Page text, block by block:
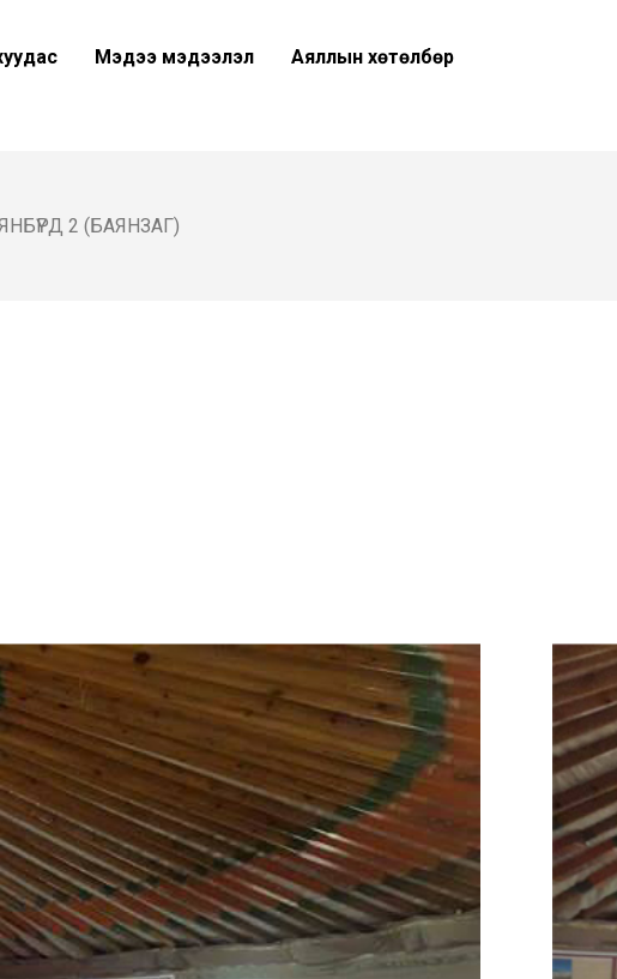
хуудас Мэдээ мэдээлэл Аяллын хөтөлбөр
2 (БАЯНЗАГ)